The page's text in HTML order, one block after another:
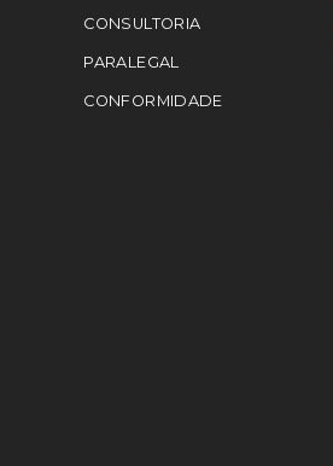
CONSULTORIA
PARALEGAL
CONFORMIDADE